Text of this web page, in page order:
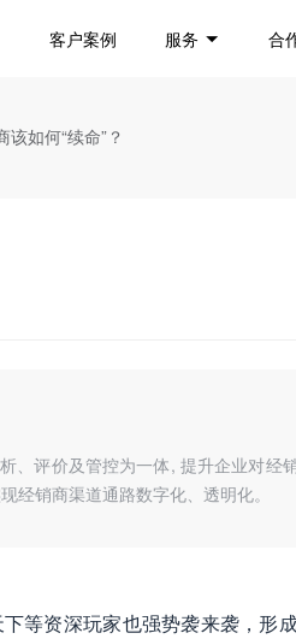
客户案例 服务 合
如何“续命”？
、评价及管控为一体, 提升企业对经
经销商渠道通路数字化、透明化。
等资深玩家也强势袭来袭，形